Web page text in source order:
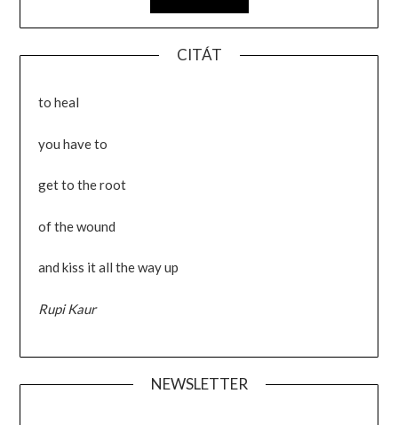
CITÁT
to heal
you have to
get to the root
of the wound
and kiss it all the way up
Rupi Kaur
NEWSLETTER